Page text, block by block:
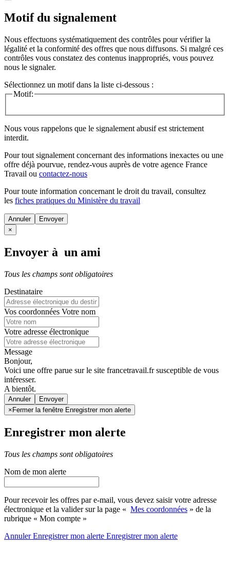
Motif du signalement
Nous effectuons systématiquement des contrôles pour vérifier la
légalité et la conformité des offres que nous diffusons. Si malgré ces
contrôles vous constatez des contenus inappropriés, vous pouvez
nous le signaler.
Sélectionnez un motif dans la liste ci-dessous :
Motif:
Nous vous rappelons que le signalement abusif est strictement
interdit.
Pour tout signalement concernant des informations inexactes ou une
offre déjà pourvue, rendez-vous auprès de votre agence France
Travail ou contactez-nous
Pour toute information concernant le droit du travail, consultez
les fiches pratiques du Ministère du travail
Annuler
×
Envoyer à un ami
Tous les champs sont obligatoires
Destinataire
Vos coordonnées Votre nom
Votre adresse électronique
Message
Bonjour,
Voici une offre parue sur le site francetravail.fr susceptible de vous
intéresser.
A bientôt.
Annuler
× Fermer la fenêtre Enregistrer mon alerte
Enregistrer mon alerte
Tous les champs sont obligatoires
Nom de mon alerte
Pour recevoir les offres par e-mail, vous devez saisir votre adresse
électronique et la valider sur la page « Mes coordonnées » de la
rubrique « Mon compte »
AnnulerEnregistrer mon alerte Enregistrermon alerte